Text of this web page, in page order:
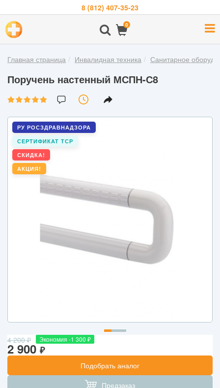
8 (812) 407-35-23
0
О
компании
Бренды
Покупателям
Новости
Акции
Контакты
Войти
Главная страница Инвалидная техника Санитарное
Поручень настенный МСПН-С8
РУ РОСЗДРАВНАДЗОРА
СЕРТИФИКАТ ТСР
СКИДКА!
АКЦИЯ!
4 200₽ Экономия -1 300 ₽
2 900 ₽
Подобрать аналог
Предзаказ